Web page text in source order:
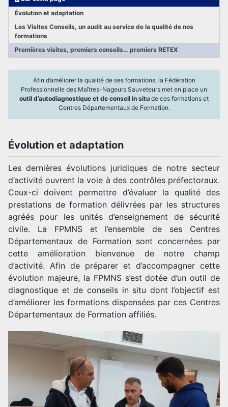
Évolution et adaptation
Les Visites Conseils, un audit au service de la qualité de nos
formations
Premières visites, premiers conseils… premiers RETEX
Afin d’améliorer la qualité de ses formations, la Fédération
Professionnelle des Maîtres-Nageurs Sauveteurs met en place un
outil d’autodiagnostique et de conseil in situ de ces formations et
Centres Départementaux de Formation.
Évolution et adaptation
Les dernières évolutions juridiques de notre secteur
d’activité ouvrent la voie à des contrôles préfectoraux.
Ceux-ci doivent permettre d’évaluer la qualité des
prestations de formation délivrées par les structures
agréés pour les unités d’enseignement de sécurité
civile. La FPMNS et l’ensemble de ses Centres
Départementaux de Formation sont concernées par
cette amélioration bienvenue de notre champ
d’activité. Afin de préparer et d’accompagner cette
évolution majeure, la FPMNS s’est dotée d’un outil de
diagnostique et de conseils in situ dont l’objectif est
d’améliorer les formations dispensées par ces Centres
Départementaux de Formation affiliés.